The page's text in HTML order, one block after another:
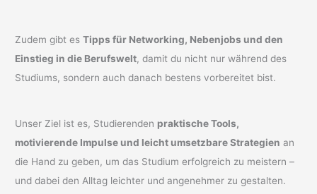
Zudem gibt esTipps für Networking, Nebenjobs und den
Einstieg in die Berufswelt, damit du nicht nur während des
Studiums, sondern auch danach bestens vorbereitet bist.
Unser Ziel ist es, Studierenden praktische Tools,
motivierende Impulse und leicht umsetzbare Strategien an
die Hand zu geben, um das Studium erfolgreich zu meistern –
und dabei den Alltag leichter und angenehmer zu gestalten.